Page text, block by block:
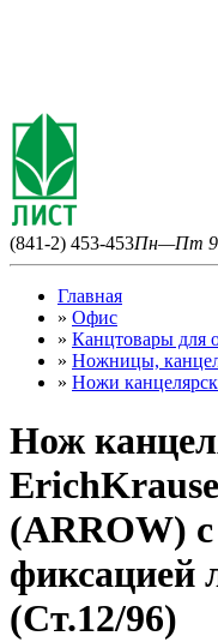
(841-2) 453-453Пн—Пт
Главная
» Офис
» Канцтовары для
» Ножницы,
» Ножи
Нож
(ARROW)
фиксацией
(Ст.12/96)